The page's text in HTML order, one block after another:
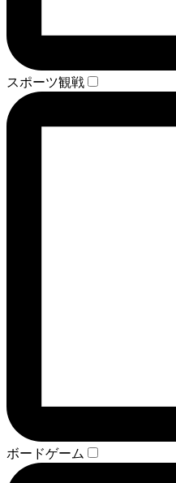
スポーツ観戦
ボードゲーム